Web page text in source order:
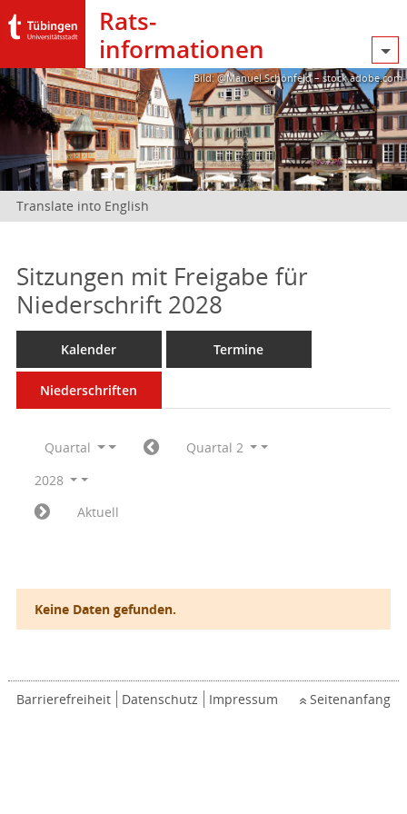
Rats­
informationen
Bild: @Manuel Schönfeld – stock.adobe.com
Translate into English
Sitzungen mit Freigabe für
Niederschrift 2028
Kalender Termine
Niederschriften
Quartal
Quartal 2
2028
Aktuell
Keine Daten gefunden.
Barrierefreiheit Datenschutz Impressum Seitenanfang